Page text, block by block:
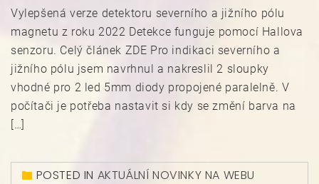
Vylepšená verze detektoru severního a jižního pólu
magnetu z roku 2022 Detekce funguje pomocí Hallova
senzoru. Celý článek ZDE Pro indikaci severního a
jižního pólu jsem navrhnul a nakreslil 2 sloupky
vhodné pro 2 led 5mm diody propojené paralelně. V
počítači je potřeba nastavit si kdy se změní barva na
[…]
POSTED IN AKTUÁLNÍ NOVINKY NA WEBU